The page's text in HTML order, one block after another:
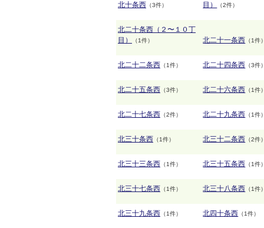
北十条西 （3件）
目）
（2件）
北二十条西（２〜１０丁
目）
（1件） 北二十一条西 （1件）
北二十二条西 （1件） 北二十四条西 （3件）
北二十五条西 （3件） 北二十六条西 （1件）
北二十七条西 （2件） 北二十九条西 （1件）
北三十条西 （1件） 北三十二条西 （2件）
北三十三条西 （1件） 北三十五条西 （1件）
北三十七条西 （1件） 北三十八条西 （1件）
北三十九条西 （1件） 北四十条西 （1件）